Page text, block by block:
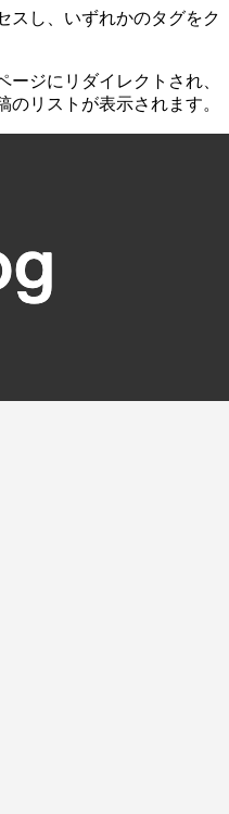
スし、いずれかのタグをク
ジにリダイレクトされ、
リストが表示されます。